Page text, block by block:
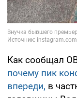
Как сообщал
почему пик
впереди, в